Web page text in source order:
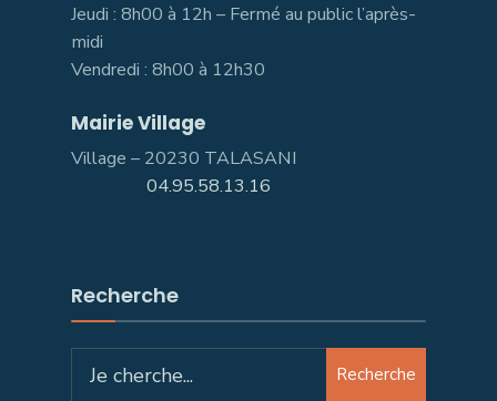
Jeudi : 8h00 à 12h – Fermé au public l’après-
midi
Vendredi : 8h00 à 12h30
Mairie Village
Village – 20230 TALASANI
04.95.58.13.16
Recherche
for:
Recherche